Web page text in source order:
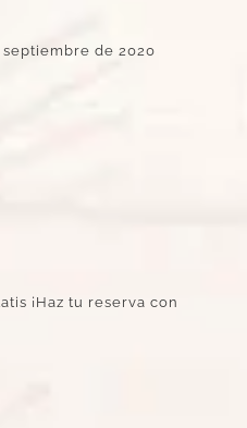
de 2020
¡Haz tu reserva con